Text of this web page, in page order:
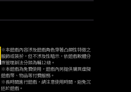
※本遊戲內容涉及遊戲角色穿著凸顯性特徵之
服飾或裝扮，但不涉及性暗示，依遊戲軟體分
際管理辦法分類為輔12級。
※本遊戲為免費使用，遊戲內另提供購買虛擬
遊戲幣、物品等付費服務。
※長時間進行遊戲，請注意使用時間，避免沉
迷於遊戲。